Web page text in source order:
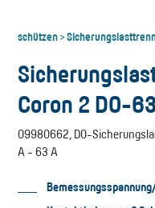
schützen>
Coron 2 D0-
09980662, D0-
A - 63 A